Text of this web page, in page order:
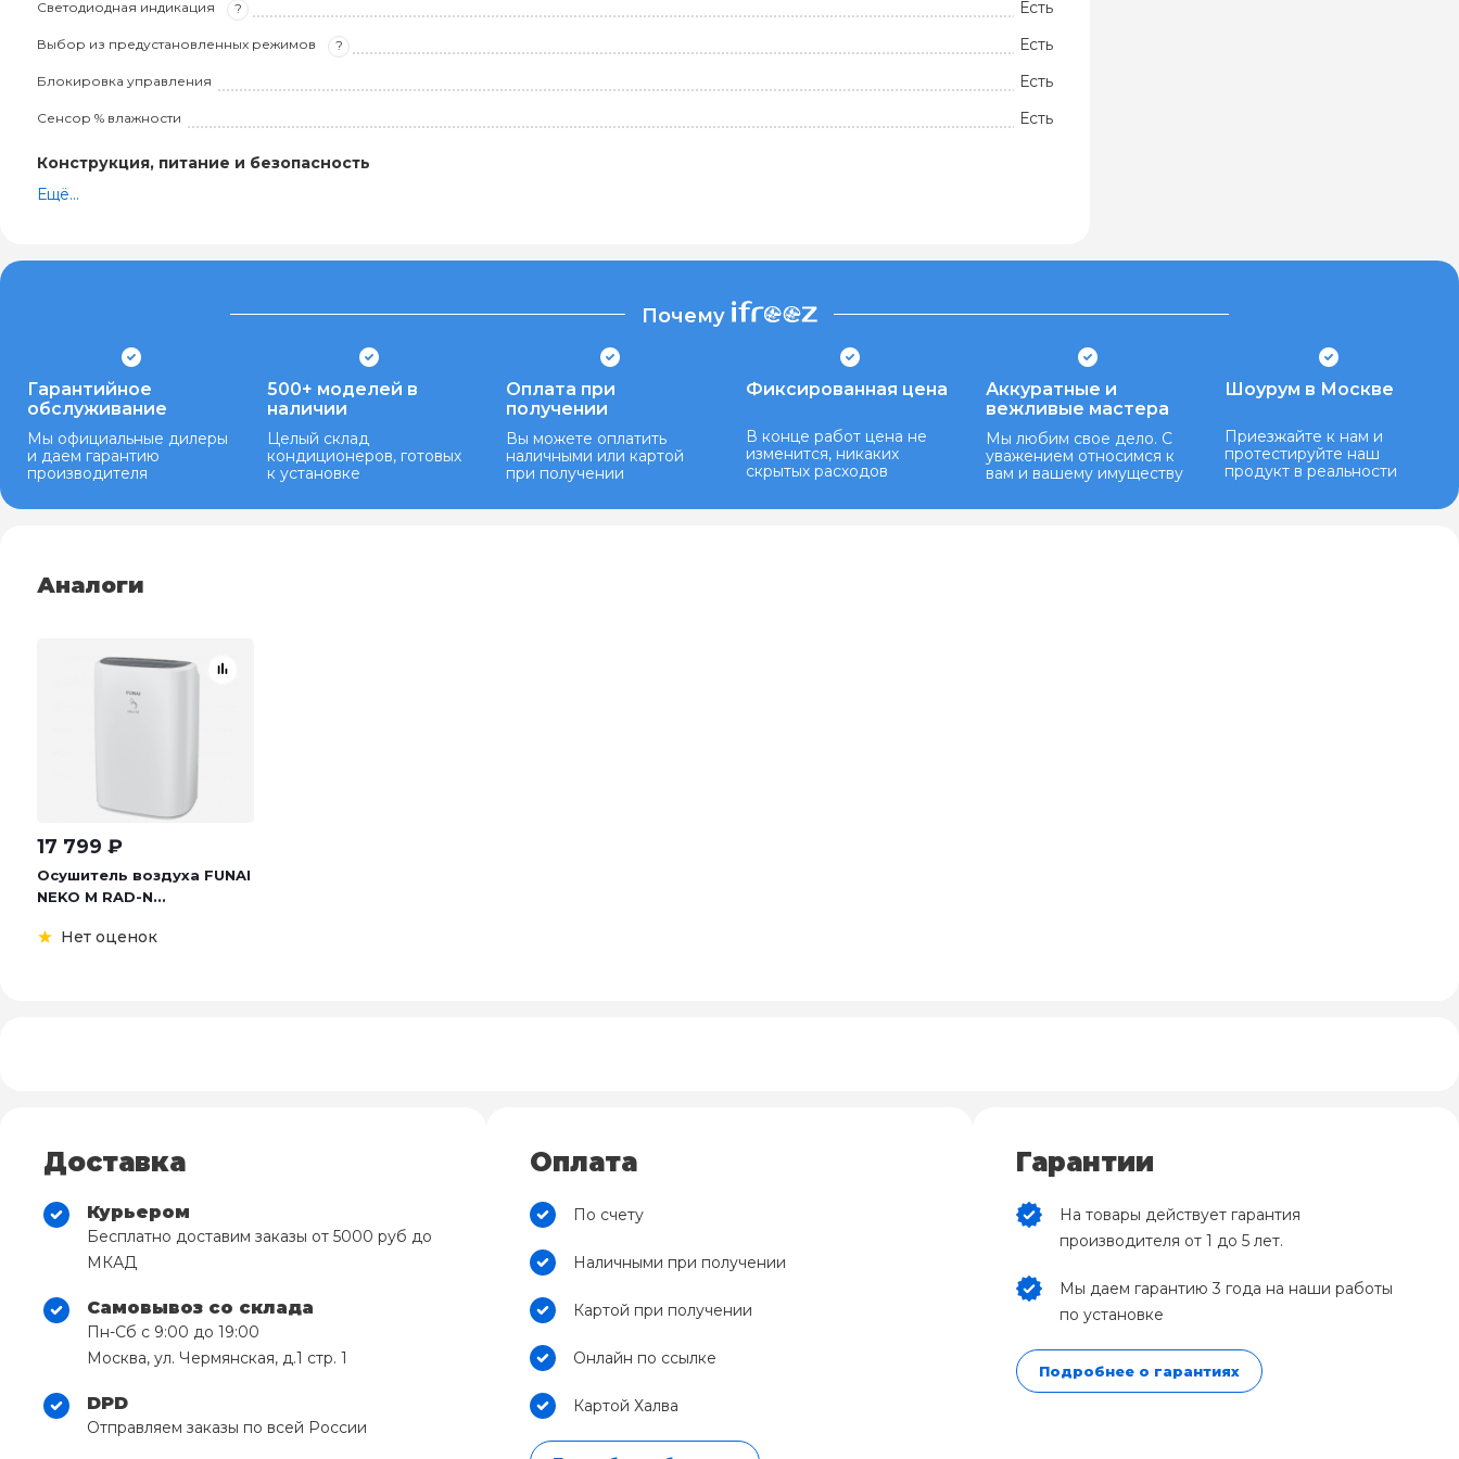
Светодиодная индикация ? Есть
Выбор из предустановленных режимов ? Есть
Блокировка управления Есть
Сенсор % влажности Есть
Конструкция, питание и безопасность
Ещё...
Почему
Гарантийное
обслуживание
Мы официальные дилеры
и даем гарантию
производителя
500+ моделей в
наличии
Целый склад
кондиционеров, готовых
к установке
Оплата при
получении
Вы можете оплатить
наличными или картой
при получении
Фиксированная цена
В конце работ цена не
изменится, никаких
скрытых расходов
Аккуратные и
вежливые мастера
Мы любим свое дело. С
уважением относимся к
вам и вашему имуществу
Шоурум в Москве
Приезжайте к нам и
протестируйте наш
продукт в реальности
Аналоги
17 799 ₽
Осушитель воздуха FUNAI
NEKO M RAD-N...
Нет оценок
Доставка
Курьером
Бесплатно доставим заказы от 5000 руб до
МКАД
Самовывоз со склада
Пн-Сб с 9:00 до 19:00
Москва, ул. Чермянская, д.1 стр. 1
DPD
Отправляем заказы по всей России
Оплата
По счету
Наличными при получении
Картой при получении
Онлайн по ссылке
Картой Халва
Гарантии
На товары действует гарантия
производителя от 1 до 5 лет.
Мы даем гарантию 3 года на наши работы
по установке
Подробнее о гарантиях